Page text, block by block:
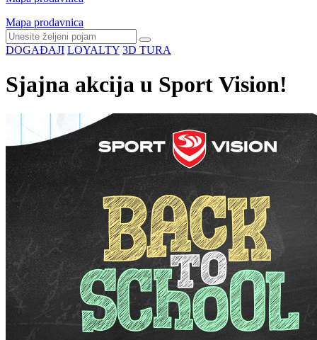
Mapa prodavnica
DOGAĐAJI LOYALTY 3D TURA
Sjajna akcija u Sport Vision!